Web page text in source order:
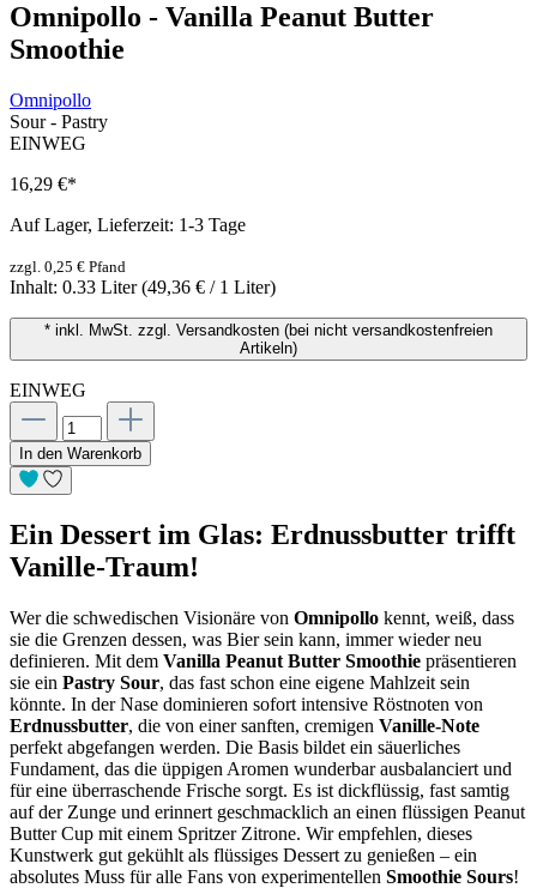
Omnipollo - Vanilla Peanut Butter
Smoothie
Omnipollo
Sour - Pastry
EINWEG
16,29 €*
Auf Lager, Lieferzeit: 1-3 Tage
zzgl. 0,25 € Pfand
Inhalt: 0.33 Liter(49,36 € / 1 Liter)
* inkl. MwSt. zzgl. Versandkosten (bei nicht versandkostenfreien
Artikeln)
EINWEG
In den Warenkorb
Ein Dessert im Glas: Erdnussbutter trifft
Vanille-Traum!
Wer die schwedischen Visionäre von Omnipollo kennt, weiß, dass
sie die Grenzen dessen, was Bier sein kann, immer wieder neu
definieren. Mit dem Vanilla Peanut Butter Smoothie präsentieren
sie ein Pastry Sour, das fast schon eine eigene Mahlzeit sein
könnte. In der Nase dominieren sofort intensive Röstnoten von
Erdnussbutter, die von einer sanften, cremigen Vanille-Note
perfekt abgefangen werden. Die Basis bildet ein säuerliches
Fundament, das die üppigen Aromen wunderbar ausbalanciert und
für eine überraschende Frische sorgt. Es ist dickflüssig, fast samtig
auf der Zunge und erinnert geschmacklich an einen flüssigen Peanut
Butter Cup mit einem Spritzer Zitrone. Wir empfehlen, dieses
Kunstwerk gut gekühlt als flüssiges Dessert zu genießen – ein
absolutes Muss für alle Fans von experimentellen Smoothie Sours!